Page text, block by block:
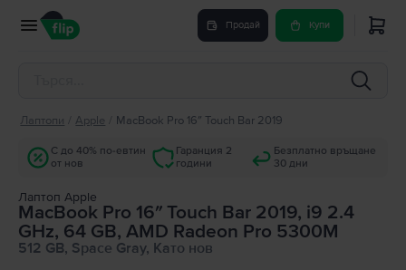
Продай Купи
Лаптопи Apple MacBook Pro 16″ Touch Bar 2019
С до 40% по-евтин
от нов
Гаранция 2
години
Безплатно връщане
30 дни
Лаптоп Apple
MacBook Pro 16″ Touch Bar 2019, i9 2.4
GHz, 64 GB, AMD Radeon Pro 5300M
512 GB, Space Gray, Като нов